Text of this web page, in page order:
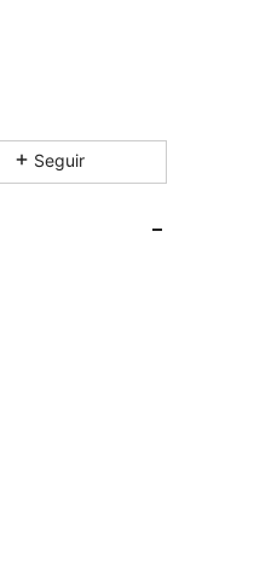
Seguir